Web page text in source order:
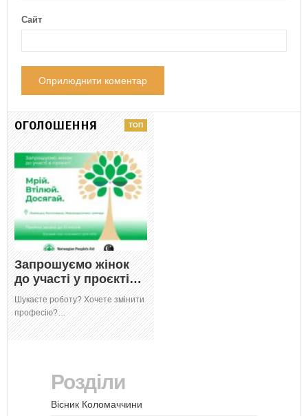
Сайт
ОГОЛОШЕННЯ
Запрошуємо жінок
до участі у проєкті…
Шукаєте роботу? Хочете змінити
професію?…
Розділи
Вісник Коломаччини